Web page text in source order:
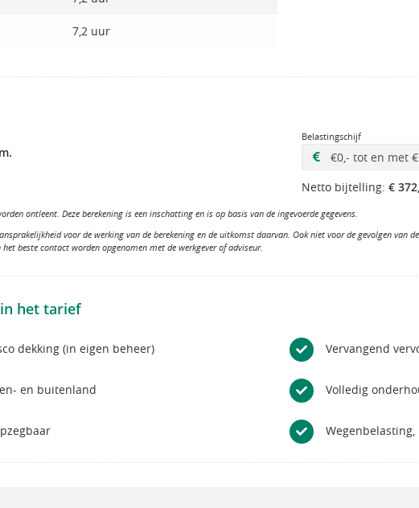
7,2 uur
Belastingschijf
Netto bijtelling: €
ontleent. Deze berekening is een inschatting en is op basis van de ingevoerde gegevens.
voor de werking van de berekening en de uitkomst daarvan. Ook niet voor de gevolgen van
beste contact worden opgenomen met de werkgever of adviseur.
het tarief
dekking (in eigen beheer) Vervangend
en buitenland Volledig